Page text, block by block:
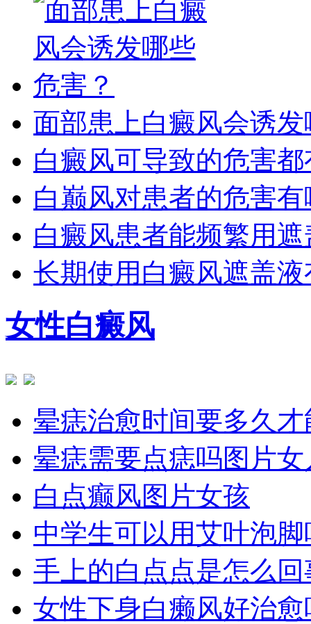
面部患上白癜风会诱
白癜风可导致的危害
白巅风对患者的危害
白癜风患者能频繁用
长期使用白癜风遮盖
女性白癜风
晕痣治愈时间要多久
晕痣需要点痣吗图片女
白点癫风图片女孩
中学生可以用艾叶泡
手上的白点点是怎么
女性下身白癞风好治愈